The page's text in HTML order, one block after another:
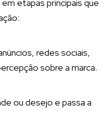
etapas principais que
redes sociais,
sobre a marca.
ou desejo e passa a